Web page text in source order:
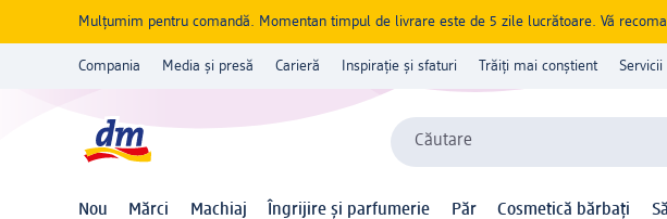
Mulțumim pentru comandă. Momentan timpul de livrare este de 5 zile lucrătoare. Vă
Compania Media și presă Carieră Inspirație și sfaturi Trăiți mai conștient Servicii
Căutare
Nou Mărci Machiaj Îngrijire și parfumerie Păr Cosmetică bărbați